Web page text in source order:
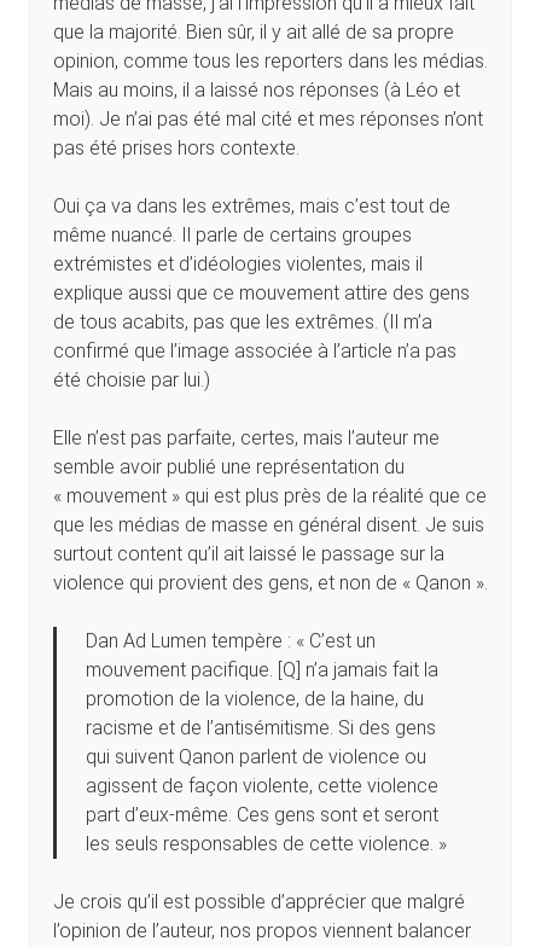
que la majorité. Bien sûr, il y ait allé de sa propre
opinion, comme tous les reporters dans les médias.
Mais au moins, il a laissé nos réponses (à Léo et
moi). Je n’ai pas été mal cité et mes réponses n’ont
pas été prises hors contexte.
Oui ça va dans les extrêmes, mais c’est tout de
même nuancé. Il parle de certains groupes
extrémistes et d’idéologies violentes, mais il
explique aussi que ce mouvement attire des gens
de tous acabits, pas que les extrêmes. (Il m’a
confirmé que l’image associée à l’article n’a pas
été choisie par lui.)
Elle n’est pas parfaite, certes, mais l’auteur me
semble avoir publié une représentation du
« mouvement » qui est plus près de la réalité que ce
que les médias de masse en général disent. Je suis
surtout content qu’il ait laissé le passage sur la
violence qui provient des gens, et non de « Qanon ».
Dan Ad Lumen tempère : « C’est un
mouvement pacifique. [Q] n’a jamais fait la
promotion de la violence, de la haine, du
racisme et de l’antisémitisme. Si des gens
qui suivent Qanon parlent de violence ou
agissent de façon violente, cette violence
part d’eux-même. Ces gens sont et seront
les seuls responsables de cette violence. »
Je crois qu’il est possible d’apprécier que malgré
l’opinion de l’auteur, nos propos viennent balancer